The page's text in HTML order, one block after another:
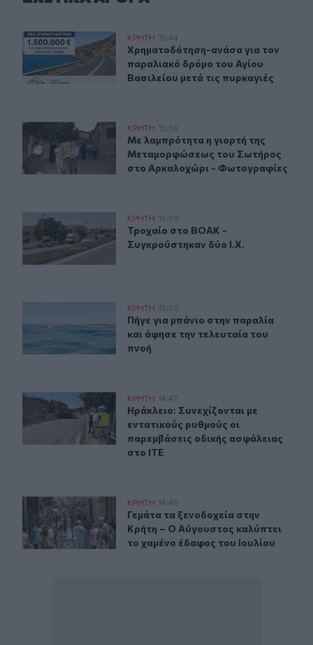
Χρηματοδότηση-ανάσα για τον παραλιακό δρόμο του
ΚΡΗΤΗ 15:44
Χρηματοδότηση-ανάσα για τον
Χρηματοδότηση-ανάσα για τον
παραλιακό δρόμο του Αγίου
Βασιλείου μετά τις πυρκαγιές
Το Αρκαλοχώρι γιόρτασε τον Προστάτη και
ΚΡΗΤΗ 15:36
Με λαμπρότητα η γιορτή της
Με λαμπρότητα η γιορτή της
Μεταμορφώσεως του Σωτήρος
στο Αρκαλοχώρι - Φωτογραφίες
Τροχαίο στο ΒΟΑΚ - Συγκρούστηκαν δύο Ι.Χ.
ΚΡΗΤΗ 15:09
Τροχαίο στο ΒΟΑΚ -
Τροχαίο στο ΒΟΑΚ -
Συγκρούστηκαν δύο Ι.Χ.
Χανιά: Άφησε την τελευταία του πνοή ενώ είχε πάει για
ΚΡΗΤΗ 15:05
Πήγε για μπάνιο στην παραλία και
Πήγε για μπάνιο στην παραλία
και άφησε την τελευταία του
πνοή
Με εντατικούς ρυθμούς προχωράνε τα έργα οδικής
ΚΡΗΤΗ 14:47
Ηράκλειο: Συνεχίζονται με
Ηράκλειο: Συνεχίζονται με
εντατικούς ρυθμούς οι
παρεμβάσεις οδικής ασφάλειας
στο ΙΤΕ
Γεμάτα τα ξενοδοχεία στην Κρήτη – Ο Αύγουστος
ΚΡΗΤΗ 14:40
Γεμάτα τα ξενοδοχεία στην Κρήτη
Γεμάτα τα ξενοδοχεία στην
Κρήτη – Ο Αύγουστος καλύπτει
το χαμένο έδαφος του Ιουλίου